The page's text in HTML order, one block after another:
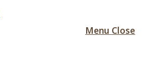
Menu Close